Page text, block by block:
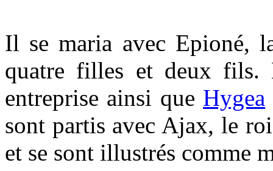
Il se maria avec
quatre filles et deux fils.
entreprise ainsi que Hygea
sont partis avec Ajax, le
et se sont illustrés comme